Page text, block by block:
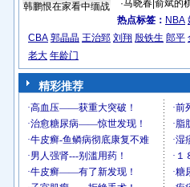
韩鹏恨在家看中缅战
·马晓春| 俞斌的
热点标签： NBA
CBA 郭晶晶 王治郅 刘翔 殷铁生 郎平
老大 年龄门
精彩推荐